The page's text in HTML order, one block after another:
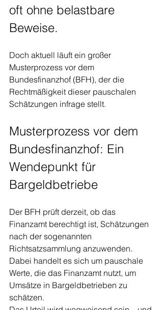
oft ohne belastbare
Beweise.
Doch aktuell läuft ein großer
Musterprozess vor dem
Bundesfinanzhof (BFH), der die
Rechtmäßigkeit dieser pauschalen
Schätzungen infrage stellt.
Musterprozess vor dem
Bundesfinanzhof: Ein
Wendepunkt für
Bargeldbetriebe
Der BFH prüft derzeit, ob das
Finanzamt berechtigt ist, Schätzungen
nach der sogenannten
Richtsatzsammlung anzuwenden.
Dabei handelt es sich um pauschale
Werte, die das Finanzamt nutzt, um
Umsätze in Bargeldbetrieben zu
schätzen.